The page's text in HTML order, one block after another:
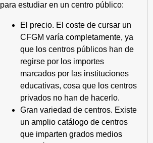
para estudiar en un centro público:
El precio. El coste de cursar un
CFGM varía completamente, ya
que los centros públicos han de
regirse por los importes
marcados por las instituciones
educativas, cosa que los centros
privados no han de hacerlo.
Gran variedad de centros. Existe
un amplio catálogo de centros
que imparten grados medios